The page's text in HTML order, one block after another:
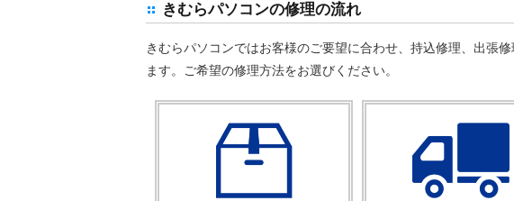
きむらパソコンの修理の流れ
きむらパソコンではお客様のご要望に合わせ、持込修理、出張
ます。ご希望の修理方法をお選びください。